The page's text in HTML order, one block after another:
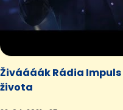
Živáááák Rádia Impuls
života